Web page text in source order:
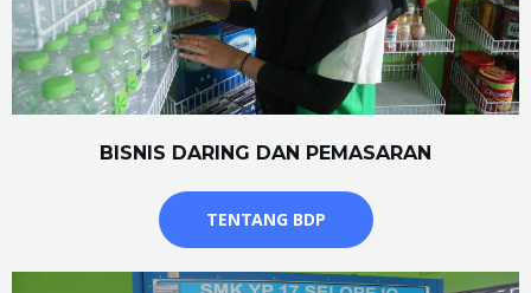
BISNIS DARING DAN PEMASARAN
TENTANG BDP